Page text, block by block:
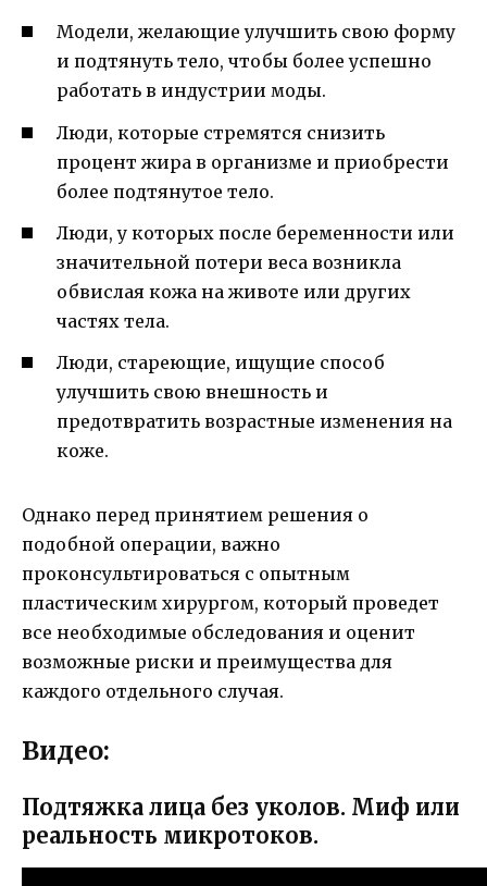
Модели, желающие улучшить свою форму
и подтянуть тело, чтобы более успешно
работать в индустрии моды.
Люди, которые стремятся снизить
процент жира в организме и приобрести
более подтянутое тело.
Люди, у которых после беременности или
значительной потери веса возникла
обвислая кожа на животе или других
частях тела.
Люди, стареющие, ищущие способ
улучшить свою внешность и
предотвратить возрастные изменения на
коже.
Однако перед принятием решения о
подобной операции, важно
проконсультироваться с опытным
пластическим хирургом, который проведет
все необходимые обследования и оценит
возможные риски и преимущества для
каждого отдельного случая.
Видео:
Подтяжка лица без уколов. Миф или
реальность микротоков.